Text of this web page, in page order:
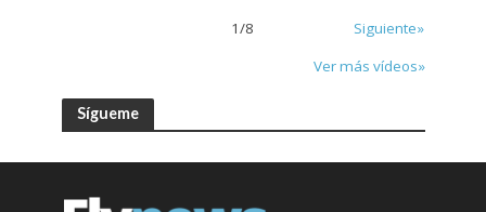
1/8
Siguiente»
Ver más vídeos»
Sígueme